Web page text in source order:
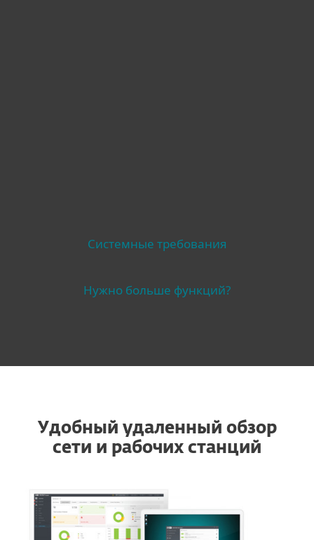
Системные требования
Нужно больше функций?
Удобный удаленный обзор
сети и рабочих станций